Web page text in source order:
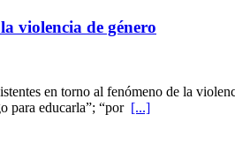
violencia de género
en torno al fenómeno de la
para educarla”; “por [...]